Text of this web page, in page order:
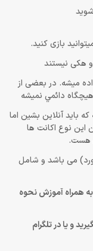
بازی کنید.
ميشه. در بعضی از
دائمي نميشه
بايد آنلاين بشين اما
اين نوع اكانت ها
هست.
می باشد و شامل
به همراه آموزش نحوه
و يا در تلگرام